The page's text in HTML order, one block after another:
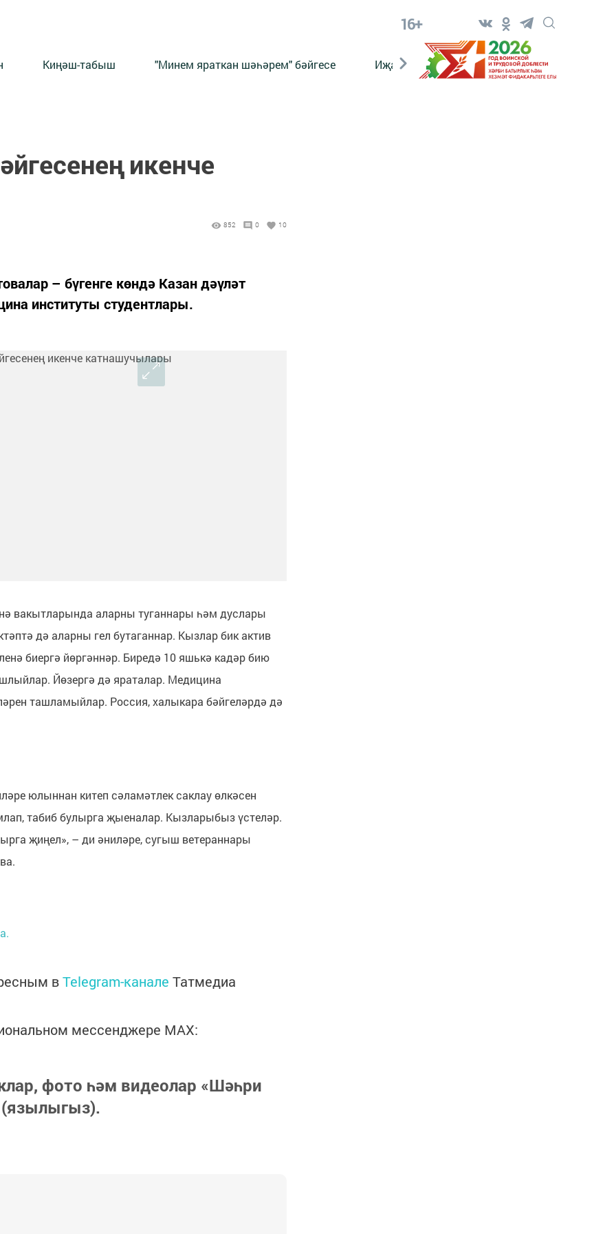
16+
Киңәш-табыш "Минем яраткан шәһәрем" бәйгесе Иҗат Реклама Онлайн
икенче
852 0 10
– бүгенге көндә Казан дәүләт
институты студентлары.
вакытларында аларны туганнары һәм дуслары
дә аларны гел бутаганнар. Кызлар бик актив
биергә йөргәннәр. Биредә 10 яшькә кадәр бию
Йөзергә дә яраталар. Медицина
ташламыйлар. Россия, халыкара бәйгеләрдә дә
юлыннан китеп сәламәтлек саклау өлкәсен
табиб булырга җыеналар. Кызларыбыз үстеләр.
җиңел», – ди әниләре, сугыш ветераннары
вTelegram-канале Татмедиа
мессенджере MАХ:
фото һәм видеолар «Шәһри
(язылыгыз).